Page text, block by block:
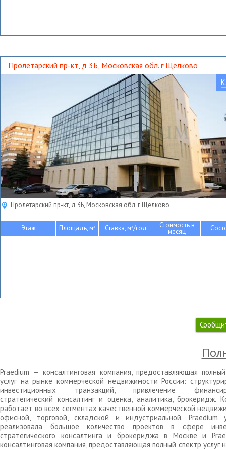
Пролетарский пр-кт, д 3Б, Московская обл. г Щёлково
Пролетарский пр-кт, д 3Б, Московская обл. г Щёлково
Этаж Площадь, м2 Ставка, м2/год Стоимость в
месяц
Praedium — консалтинговая компания, предоставляющая
услуг на рынке коммерческой недвижимости России:
инвестиционных транзакций, привлечение
стратегический консалтинг и оценка, аналитика, брокеридж.
работает во всех сегментах качественной коммерческой
офисной, торговой, складской и индустриальной. Praedium
реализовала большое количество проектов в сфере
стратегического консалтинга и брокериджа в Москве и
консалтинговая компания, предоставляющая полный спектр услуг